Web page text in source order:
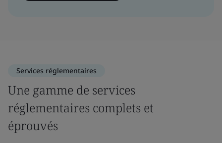
Services réglementaires
Une gamme de services
réglementaires complets et
éprouvés